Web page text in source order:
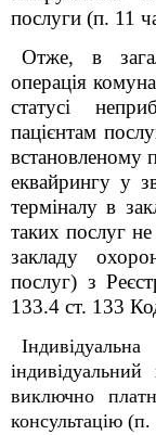
послуги (п. 11
Отже, в
операція
статусі
пацієнтам
встановленому
еквайрингу у
терміналу в
таких послуг
закладу
послуг) з
133.4 ст. 133
виключно
консультацію